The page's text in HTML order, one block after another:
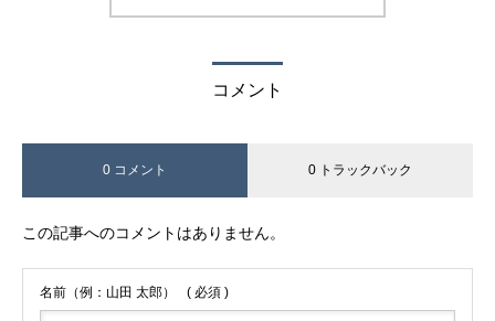
コメント
0 コメント 0 トラックバック
この記事へのコメントはありません。
名前（例：山田 太郎） ( 必須 )